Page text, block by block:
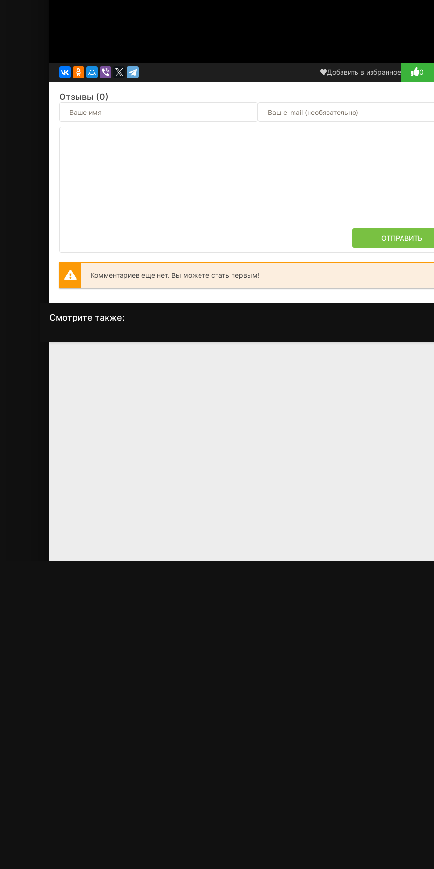
Добавить в избранное 0
Отзывы (0)
ОТПРАВИТЬ
Комментариев еще нет. Вы можете стать первым!
Смотрите также:
Трон: Наследие Фирма
Один дома 2:
Что могло быть
Париж: